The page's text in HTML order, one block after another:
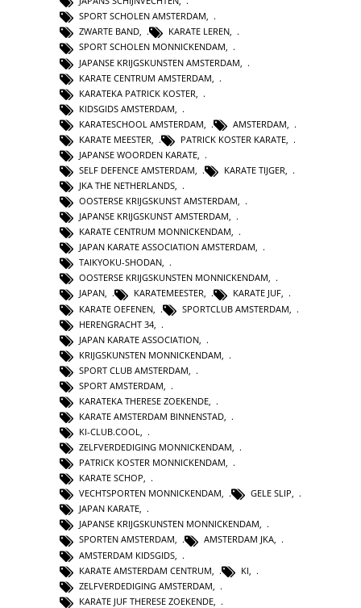
SPORT SCHOLEN AMSTERDAM,
ZWARTE BAND, KARATE LEREN,
SPORT SCHOLEN MONNICKENDAM,
JAPANSE KRIJGSKUNSTEN AMSTERDAM
KARATE CENTRUM AMSTERDAM
KARATEKA PATRICK KOSTER
KIDSGIDS AMSTERDAM
KARATESCHOOL AMSTERDAM
AMSTERDAM
KARATE MEESTER
PATRICK KOSTER KARATE
JAPANSE WOORDEN KARATE
SELF DEFENCE AMSTERDAM
KARATE TIJGER
JKA THE NETHERLANDS,
OOSTERSE KRIJGSKUNST AMSTERDAM,
JAPANSE KRIJGSKUNST AMSTERDAM,
KARATE CENTRUM MONNICKENDAM,
JAPAN KARATE ASSOCIATION AMSTERDAM,
TAIKYOKU-SHODAN,
OOSTERSE KRIJGSKUNSTEN MONNICKENDAM,
JAPAN, KARATEMEESTER, KARATE JUF,
KARATE OEFENEN
SPORTCLUB AMSTERDAM
HERENGRACHT 34
JAPAN KARATE ASSOCIATION
KRIJGSKUNSTEN MONNICKENDAM
SPORT CLUB AMSTERDAM
SPORT AMSTERDAM
KARATEKA THERESE ZOEKENDE
KARATE AMSTERDAM BINNENSTAD
KI-CLUB.COOL,
ZELFVERDEDIGING MONNICKENDAM,
PATRICK KOSTER MONNICKENDAM,
KARATE SCHOP,
VECHTSPORTEN MONNICKENDAM, GELE SLIP,
JAPAN KARATE,
JAPANSE KRIJGSKUNSTEN MONNICKENDAM,
SPORTEN AMSTERDAM, AMSTERDAM JKA,
AMSTERDAM KIDSGIDS
KARATE AMSTERDAM CENTRUM
KI
ZELFVERDEDIGING AMSTERDAM
KARATE JUF THERESE ZOEKENDE